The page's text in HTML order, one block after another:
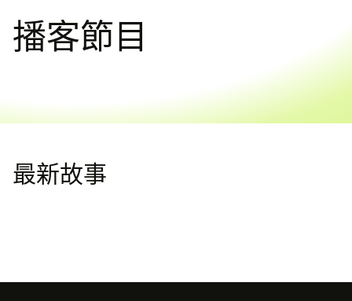
播客節目
最新故事